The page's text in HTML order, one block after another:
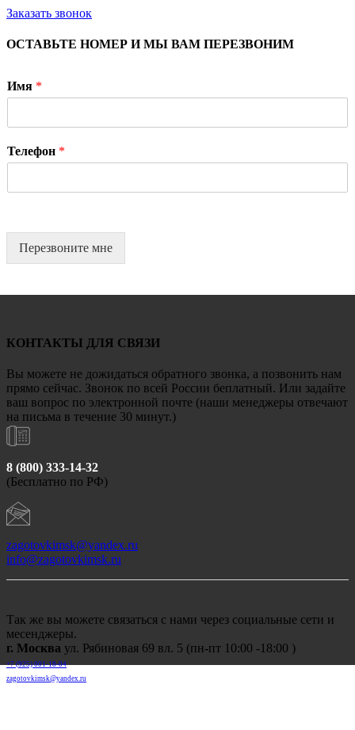
Заказать звонок
ОСТАВЬТЕ НОМЕР И МЫ ВАМ ПЕРЕЗВОНИМ
Имя *
Телефон *
Перезвоните мне
КОНТАКТЫ ДЛЯ СВЯЗИ
Вы можете не дожидаться обратного звонка, а позвонить нам
прямо сейчас. Звонок по всей России беплатный. Или задайте
ваш вопрос по электронной почте (наши менеджеры отвечают
на письма в течение 30 минут.)
8 (800) 333-14-32
(Бесплатно по РФ)
zagotovkimsk@yandex.ru
info@zagotovkimsk.ru
Так же вы можете связаться с нами через социальные сети и
месенджеры.
г. Москва ул. Рябиновая 69 вл. 5 (пн-пт 10:00 -18:00 )
+7 (925) 001-18-04
zagotovkimsk@yandex.ru